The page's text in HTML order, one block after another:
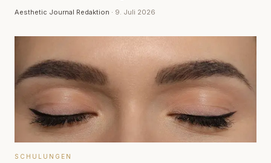
Aesthetic Journal Redaktion · 9. Juli 2026
SCHULUNGEN